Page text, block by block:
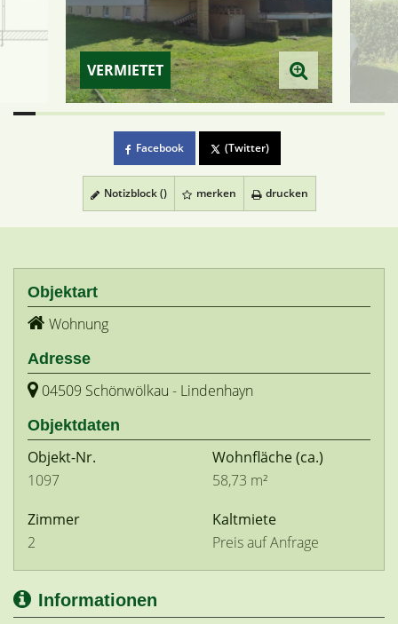
VERMIETET
Facebook (Twitter)
Notizblock () merken drucken
Objektart
Wohnung
Adresse
04509 Schönwölkau - Lindenhayn
Objektdaten
Objekt-Nr.
1097
Wohnfläche(ca.)
58,73 m²
Zimmer
2
Kaltmiete
Preis auf Anfrage
Informationen